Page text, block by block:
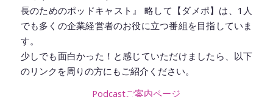
長のためのポッドキャスト』 略して【ダメポ】は、1人
でも多くの企業経営者のお役に立つ番組を目指していま
す。
少しでも面白かった！と感じていただけましたら、以下
のリンクを周りの方にもご紹介ください。
Podcastご案内ページ